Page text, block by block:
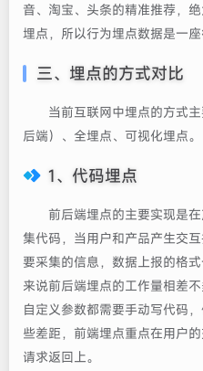
音、淘宝、头条的精准推荐，
埋点，所以行为埋点数据是一座
三、埋点的方式对比
当前互联网中埋点的方式主
后端）、全埋点、可视化埋点。
1、代码埋点
前后端埋点的主要实现是在
集代码，当用户和产品产生交
要采集的信息，数据上报的格
来说前后端埋点的工作量相差
自定义参数都需要手动写代码
些差距，前端埋点重点在用户
请求返回上。